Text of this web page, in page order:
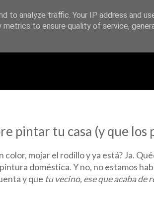
pintar tu casa (y que
mojar el rodillo y ya está? Ja.
doméstica. Y no, no estamos
y que tu vecino, ese que acaba de
to analyze traffic. Your IP address and
to ensure quality of service,